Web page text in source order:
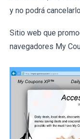
y no podrá
Sitio web que
navegadores My